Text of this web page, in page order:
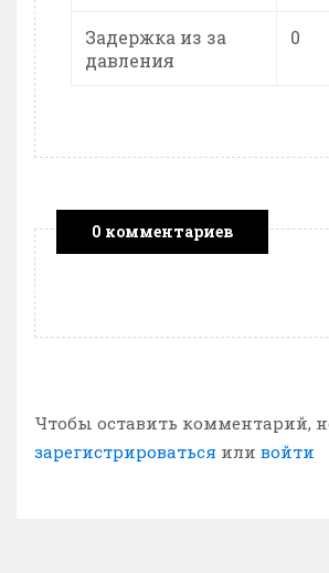
Задержка из за
давления
0
0 комментариев
Чтобы оставить комментарий,
зарегистрироваться или войти